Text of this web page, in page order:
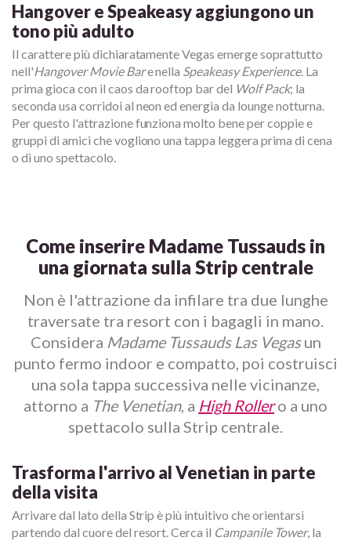
Hangover e Speakeasy aggiungono un
tono più adulto
Il carattere più dichiaratamente Vegas emerge soprattutto
nell'Hangover Movie Bare nella Speakeasy Experience. La
prima gioca con il caos da rooftop bar del Wolf Pack; la
seconda usa corridoi al neon ed energia da lounge notturna.
Per questo l'attrazione funziona molto bene per coppie e
gruppi di amici che vogliono una tappa leggera prima di cena
o di uno spettacolo.
Come inserire Madame Tussauds in
una giornata sulla Strip centrale
Non è l'attrazione da infilare tra due lunghe
traversate tra resort con i bagagli in mano.
Considera Madame Tussauds Las Vegasun
punto fermo indoor e compatto, poi costruisci
una sola tappa successiva nelle vicinanze,
attorno a The Venetian, a High Rollero a uno
spettacolo sulla Strip centrale.
Trasforma l'arrivo al Venetian in parte
della visita
Arrivare dal lato della Strip è più intuitivo che orientarsi
partendo dal cuore del resort. Cerca il Campanile Tower, la